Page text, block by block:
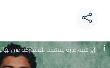
إبراهيم مازة يستعد للمشاركة في